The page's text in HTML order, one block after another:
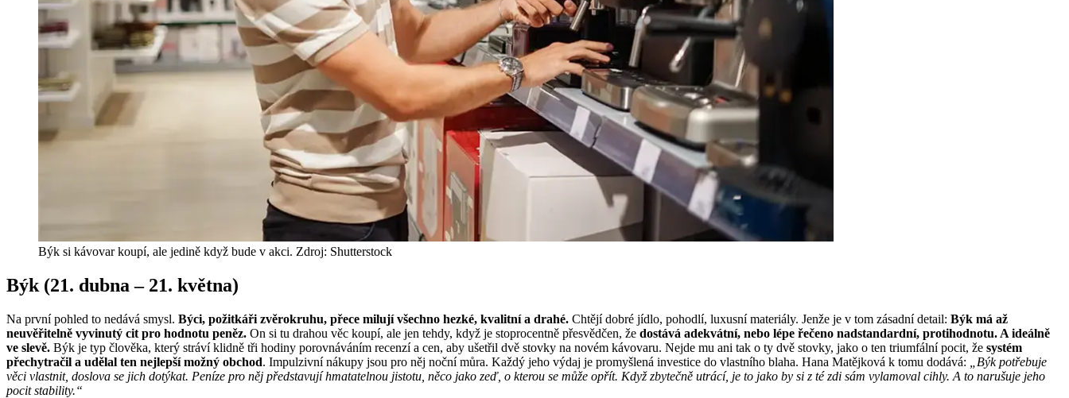
Býk si kávovar koupí, ale jedině když bude v akci. Zdroj: Shutterstock
Býk (21. dubna – 21. května)
Na první pohled to nedává smysl. Býci, požitkáři zvěrokruhu, přece milují všechno hezké, kvalitní a drahé. Chtějí dobré jídlo, pohodlí, luxusní materiály. Jenže je v tom zásadní detail: Býk má až
neuvěřitelně vyvinutý cit pro hodnotu peněz. On si tu drahou věc koupí, ale jen tehdy, když je stoprocentně přesvědčen, že dostává adekvátní, nebo lépe řečeno nadstandardní, protihodnotu. A ideálně
ve slevě. Býk je typ člověka, který stráví klidně tři hodiny porovnáváním recenzí a cen, aby ušetřil dvě stovky na novém kávovaru. Nejde mu ani tak o ty dvě stovky, jako o ten triumfální pocit, že systém
přechytračil a udělal ten nejlepší možný obchod. Impulzivní nákupy jsou pro něj noční můra. Každý jeho výdaj je promyšlená investice do vlastního blaha. Hana Matějková k tomu dodává:
„Býk potřebuje
věci vlastnit, doslova se jich dotýkat. Peníze pro něj představují hmatatelnou jistotu, něco jako zeď, o kterou se může opřít. Když zbytečně utrácí, je to jako by si z té zdi sám vylamoval cihly. A to narušuje jeho
pocit stability.“